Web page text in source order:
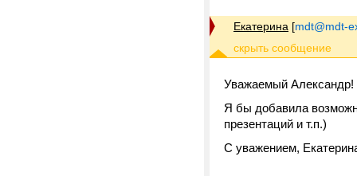
Екатерина [mdt@mdt-
Уважаемый Александр!
Я бы добавила
презентаций и т.п.)
С уважением,